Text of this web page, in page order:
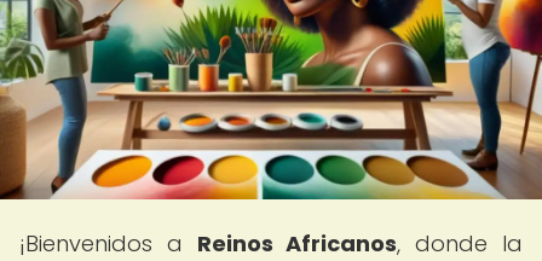
¡Bienvenidos a Reinos Africanos, donde la